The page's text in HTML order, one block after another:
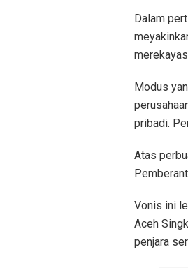
Dalam
Modus
pribadi.
Atas
Vonis ini
Aceh
penjara